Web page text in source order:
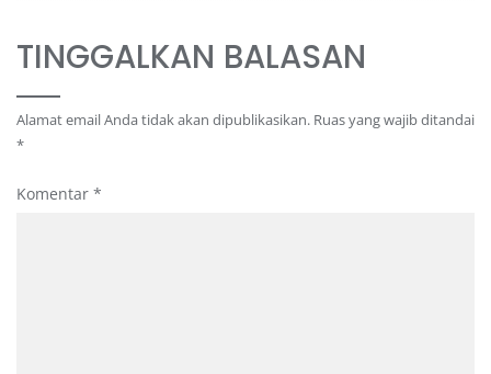
TINGGALKAN BALASAN
Alamat email Anda tidak akan dipublikasikan. Ruas yang wajib ditandai
*
Komentar *